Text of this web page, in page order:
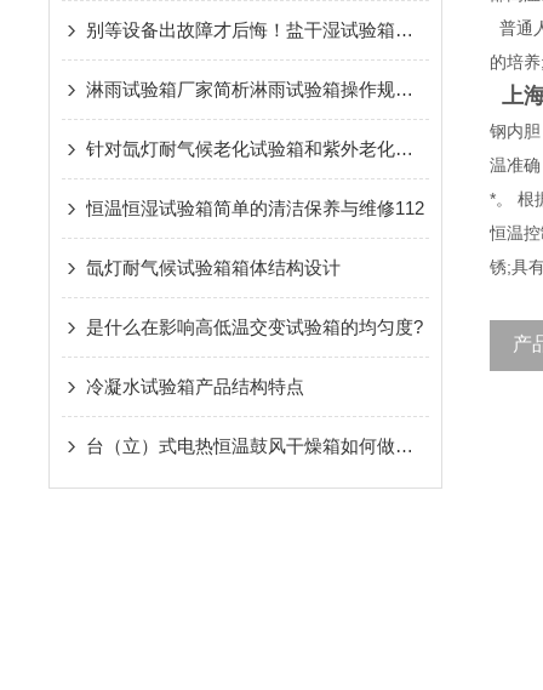
别等设备出故障才后悔！盐干湿试验箱的保养秘诀，现在知道还不晚
淋雨试验箱厂家简析淋雨试验箱操作规范和保养
针对氙灯耐气候老化试验箱和紫外老化箱的比较分析
恒温恒湿试验箱简单的清洁保养与维修112
氙灯耐气候试验箱箱体结构设计
是什么在影响高低温交变试验箱的均匀度?
冷凝水试验箱产品结构特点
台（立）式电热恒温鼓风干燥箱如何做到节能省电
普通
的培
上
钢内
温准
*。 根
恒温
锈;具
产